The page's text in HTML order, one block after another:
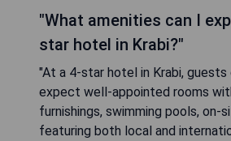
"What amenities can I
star hotel in Krabi?"
"At a 4-star hotel in Krabi, guests
expect well-appointed rooms
furnishings, swimming pools, on-
featuring both local and